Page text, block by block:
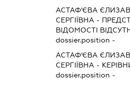
АСТАФ'ЄВА
СЕРГІЇВНА -
ВІДОМОСТІ
dossier.position -
АСТАФ'ЄВА
СЕРГІЇВНА -
dossier.position -